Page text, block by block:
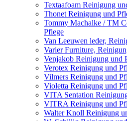
Textaafoam Reinigung
Thonet Reinigung und
Tommy Machalke / TM
Pflege
Van Leeuwen leder,
Varier Furniture,
Venjakob Reinigung und
Verotex Reinigung und
Vilmers Reinigung und
Violetta Reinigung und
VITA Sentation
VITRA Reinigung und
Walter Knoll Reinigung